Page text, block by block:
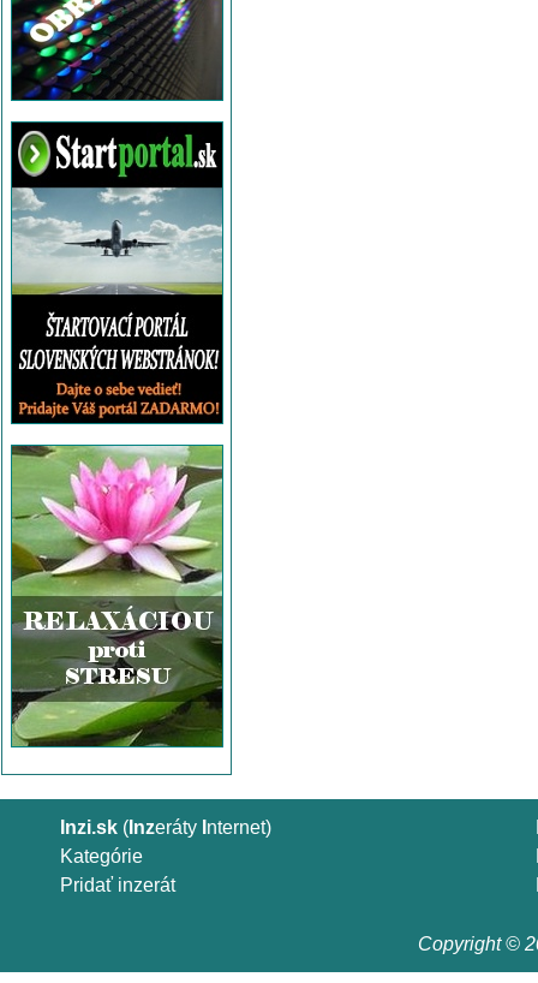
Inzi.sk ( Inzeráty nternet)
Kategórie
Pridať inzerát
Copyright ©